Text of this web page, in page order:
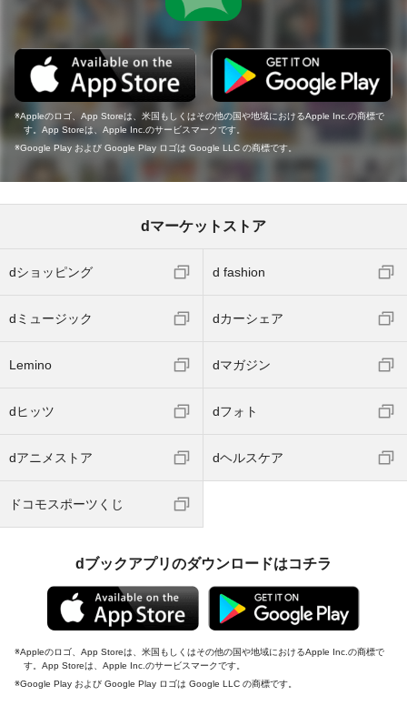
Appleのロゴ、App Storeは、米国もしくはその他の国や地域におけるApple Inc.の商標で
す。App Storeは、Apple Inc.のサービスマークです。
Google Play および Google Play ロゴは Google LLC の商標です。
dマーケットストア
dショッピング d fashion
dミュージック dカーシェア
Lemino dマガジン
dヒッツ dフォト
dアニメストア dヘルスケア
ドコモスポーツくじ
dブックアプリのダウンロードはコチラ
Appleのロゴ、App Storeは、米国もしくはその他の国や地域におけるApple Inc.の商標で
す。App Storeは、Apple Inc.のサービスマークです。
Google Play および Google Play ロゴは Google LLC の商標です。